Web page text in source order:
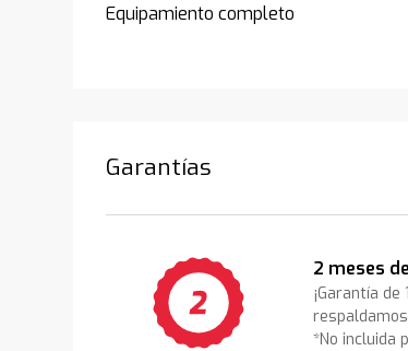
Equipamiento completo
Garantías
2 meses
¡Garantía
*No incluida